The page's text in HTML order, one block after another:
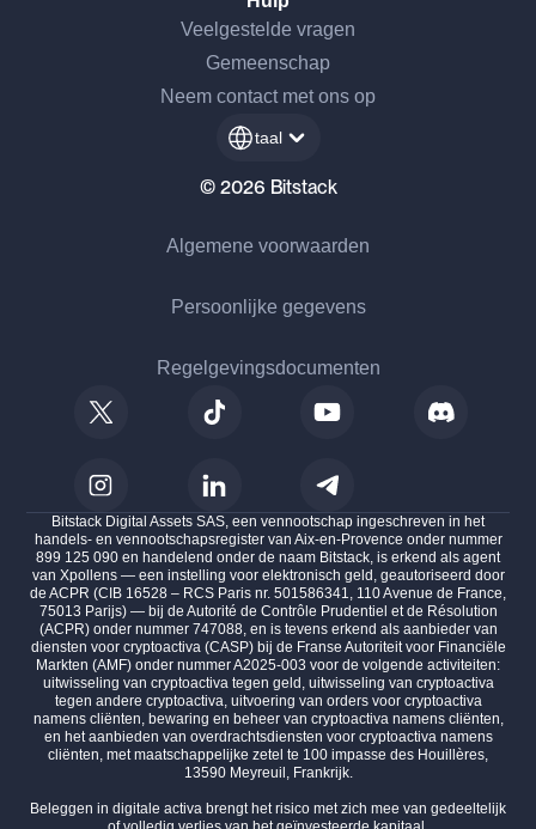
Veelgestelde vragen
Gemeenschap
Neem contact met ons op
taal
© 2026 Bitstack
Algemene voorwaarden
Persoonlijke gegevens
Regelgevingsdocumenten
Bitstack Digital Assets SAS, een vennootschap ingeschreven in het
handels- en vennootschapsregister van Aix-en-Provence onder nummer
899 125 090 en handelend onder de naam Bitstack, is erkend als agent
van Xpollens — een instelling voor elektronisch geld, geautoriseerd door
de ACPR (CIB 16528 – RCS Paris nr. 501586341, 110 Avenue de France,
75013 Parijs) — bij de Autorité de Contrôle Prudentiel et de Résolution
(ACPR) onder nummer 747088, en is tevens erkend als aanbieder van
diensten voor cryptoactiva (CASP) bij de Franse Autoriteit voor Financiële
Markten (AMF) onder nummer A2025-003 voor de volgende activiteiten:
uitwisseling van cryptoactiva tegen geld, uitwisseling van cryptoactiva
tegen andere cryptoactiva, uitvoering van orders voor cryptoactiva
namens cliënten, bewaring en beheer van cryptoactiva namens cliënten,
en het aanbieden van overdrachtsdiensten voor cryptoactiva namens
cliënten, met maatschappelijke zetel te 100 impasse des Houillères,
13590 Meyreuil, Frankrijk.
Beleggen in digitale activa brengt het risico met zich mee van gedeeltelijk